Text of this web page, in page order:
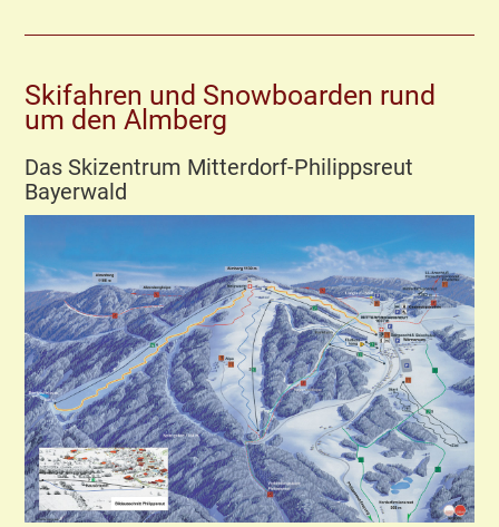
Skifahren und Snowboarden rund
um den Almberg
Das Skizentrum Mitterdorf-Philippsreut
Bayerwald